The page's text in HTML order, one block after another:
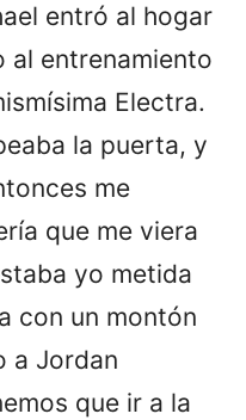
entró al hogar
al entrenamiento
Electra.
la puerta, y
me
que me viera
yo metida
con un montón
a Jordan
que ir a la